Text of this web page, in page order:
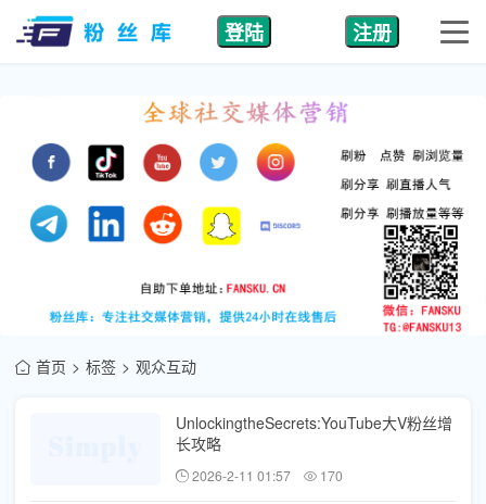
登陆 注册
首页 标签 观众互动
UnlockingtheSecrets:YouTube大V粉丝增
长攻略
2026-2-11 01:57 170